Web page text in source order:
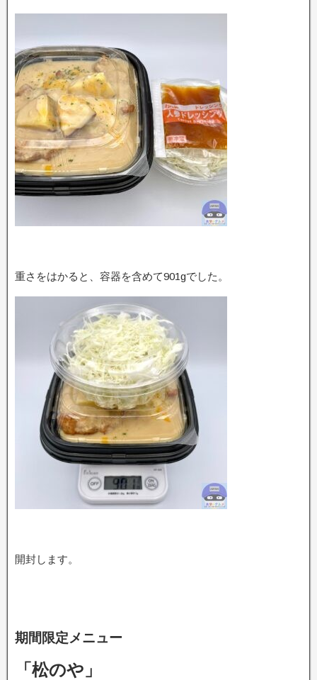
重さをはかると、容器を含めて901gでした。
開封します。
期間限定メニュー
「松のや」